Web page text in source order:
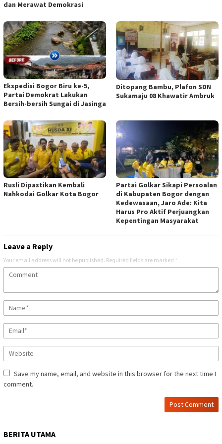
dan Merawat Demokrasi
Ekspedisi Bogor Biru ke-5,
Partai Demokrat Lakukan
Bersih-bersih Sungai di Jasinga
Ditopang Bambu, Plafon SDN
Sukamaju 08 Khawatir Ambruk
Rusli Dipastikan Kembali
Nahkodai Golkar Kota Bogor
Partai Golkar Sikapi Persoalan
di Kabupaten Bogor dengan
Kedewasaan, Jaro Ade: Kita
Harus Pro Aktif Perjuangkan
Kepentingan Masyarakat
Leave a Reply
Your email address will not be published. Required fields are marked *
Save my name, email, and website in this browser for the next time I
comment.
BERITA UTAMA